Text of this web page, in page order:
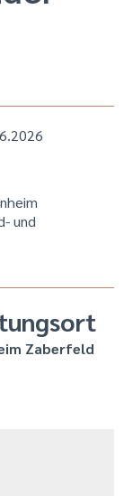
und
Zaberfeld